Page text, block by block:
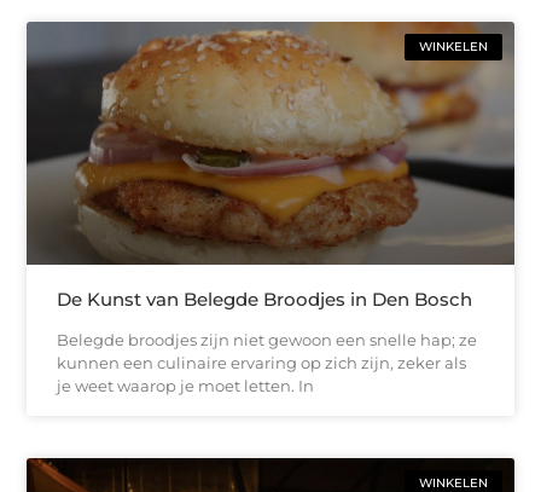
WINKELEN
De Kunst van Belegde Broodjes in Den Bosch
Belegde broodjes zijn niet gewoon een snelle hap; ze
kunnen een culinaire ervaring op zich zijn, zeker als
je weet waarop je moet letten. In
WINKELEN